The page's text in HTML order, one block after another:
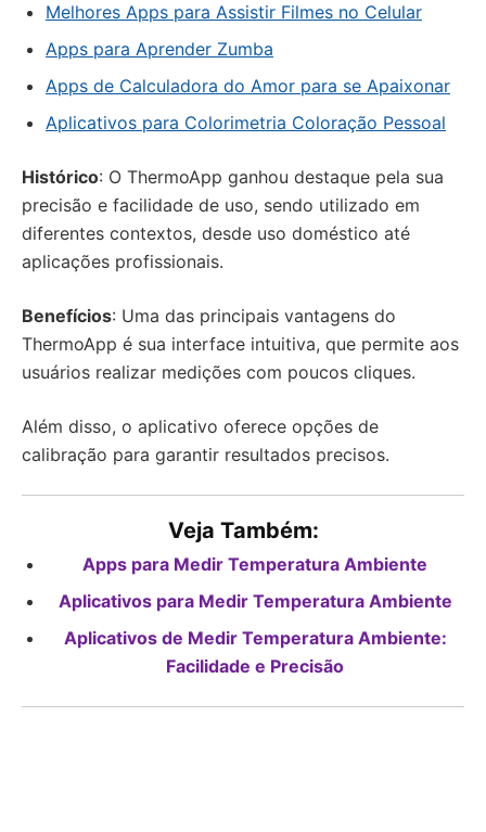
Melhores Apps para Assistir Filmes no Celular
Apps para Aprender Zumba
Apps de Calculadora do Amor para se Apaixonar
Aplicativos para Colorimetria Coloração Pessoal
Histórico: O ThermoApp ganhou destaque pela sua
precisão e facilidade de uso, sendo utilizado em
diferentes contextos, desde uso doméstico até
aplicações profissionais.
Benefícios: Uma das principais vantagens do
ThermoApp é sua interface intuitiva, que permite aos
usuários realizar medições com poucos cliques.
Além disso, o aplicativo oferece opções de
calibração para garantir resultados precisos.
Veja Também:
Apps para Medir Temperatura Ambiente
Aplicativos para Medir Temperatura Ambiente
Aplicativos de Medir Temperatura Ambiente:
Facilidade e Precisão